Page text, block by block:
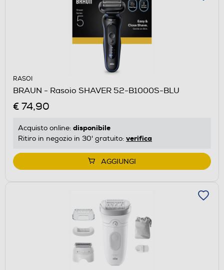
RASOI
BRAUN - Rasoio SHAVER 52-B1000S-BLU
€ 74,90
Acquisto online: disponibile
Ritiro in negozio in 30' gratuito: verifica
AGGIUNGI